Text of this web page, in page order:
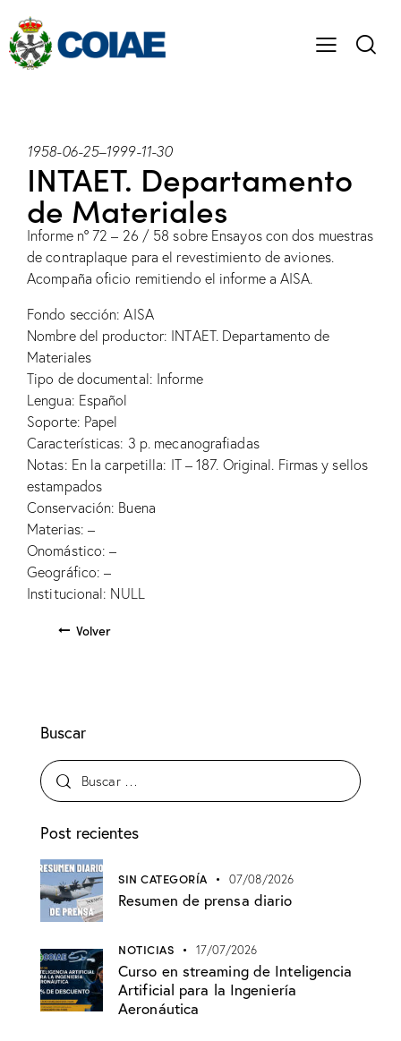
1958-06-25–1999-11-30
INTAET. Departamento
de Materiales
Informe nº 72 – 26 / 58 sobre Ensayos con dos muestras
de contraplaque para el revestimiento de aviones.
Acompaña oficio remitiendo el informe a AISA.
Fondo sección: AISA
Nombre del productor: INTAET. Departamento de
Materiales
Tipo de documental: Informe
Lengua: Español
Soporte: Papel
Características: 3 p. mecanografiadas
Notas: En la carpetilla: IT – 187. Original. Firmas y sellos
estampados
Conservación: Buena
Materias: –
Onomástico: –
Geográfico: –
Institucional: NULL
Volver
Buscar
Post recientes
SIN CATEGORÍA 07/08/2026
Resumen de prensa diario
NOTICIAS 17/07/2026
Curso en streaming de Inteligencia
Artificial para la Ingeniería
Aeronáutica